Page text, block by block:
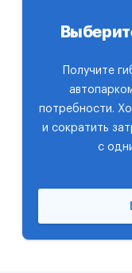
Получите
потребности.
и сократить
с